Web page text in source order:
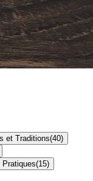
et Traditions(40)
Pratiques(15)